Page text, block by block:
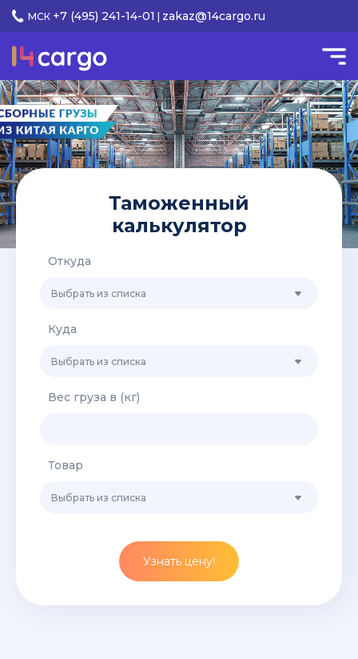
МСК +7 (495) 241-14-01 zakaz@14cargo.ru
Таможенный
калькулятор
Откуда
Выбрать из списка
Куда
Выбрать из списка
Вес груза в (кг)
Товар
Выбрать из списка
Узнать цену!